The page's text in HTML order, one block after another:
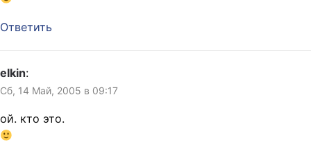
Ответить
elkin:
Сб, 14 Май, 2005 в 09:17
ой. кто это.